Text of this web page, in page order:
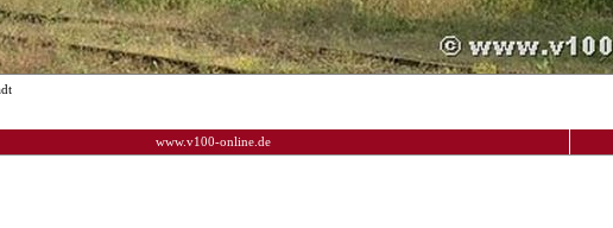
www.v100-online.de